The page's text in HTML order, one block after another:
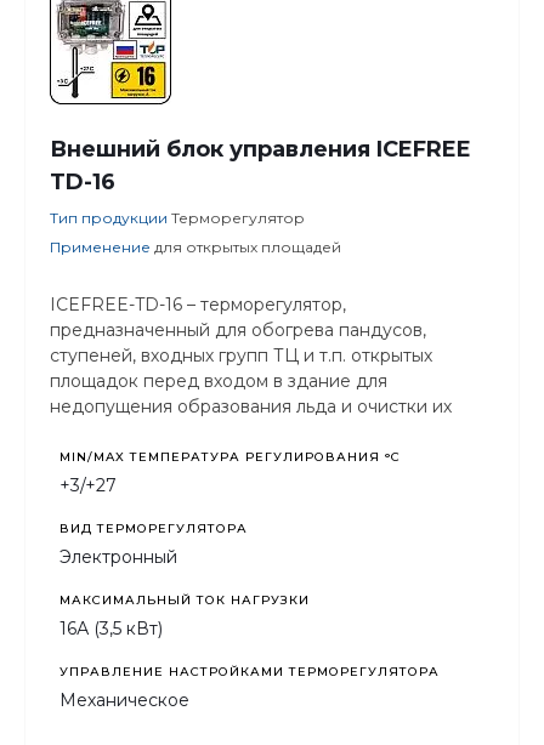
Внешний блок управления ICEFREE
TD-16
Тип продукции Терморегулятор
Применение для открытых площадей
ICEFREE-TD-16 – терморегулятор,
предназначенный для обогрева пандусов,
ступеней, входных групп ТЦ и т.п. открытых
площадок перед входом в здание для
недопущения образования льда и очистки их
MIN/MAX ТЕМПЕРАТУРА РЕГУЛИРОВАНИЯ °С
+3/+27
ВИД ТЕРМОРЕГУЛЯТОРА
Электронный
МАКСИМАЛЬНЫЙ ТОК НАГРУЗКИ
16А (3,5 кВт)
УПРАВЛЕНИЕ НАСТРОЙКАМИ ТЕРМОРЕГУЛЯТОРА
Механическое